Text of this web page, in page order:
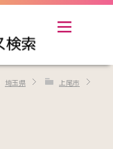
埼玉県 上尾市